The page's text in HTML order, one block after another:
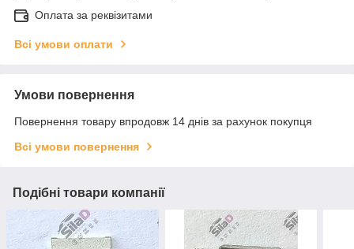
Оплата за реквізитами
Всі умови оплати
Умови повернення
Повернення товару впродовж 14 днів за рахунок покупця
Всі умови повернення
Подібні товари компанії